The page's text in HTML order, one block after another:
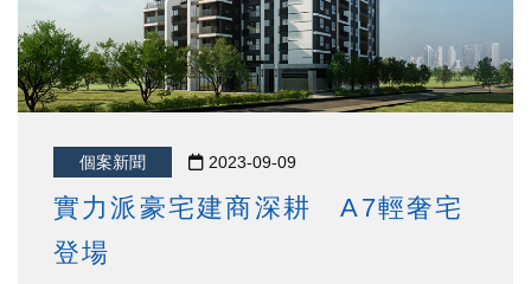
個案新聞 2023-09-09
實力派豪宅建商深耕 A7輕奢宅
登場